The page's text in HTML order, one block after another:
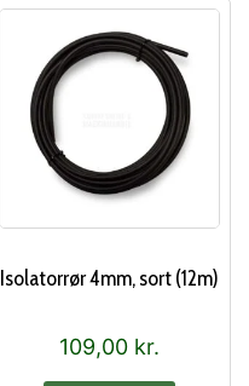
Isolatorrør 4mm, sort (12m)
109,00 kr.